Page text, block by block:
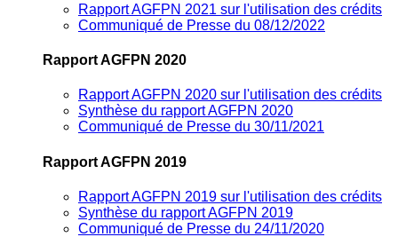
Rapport AGFPN 2021 sur l'utilisation des crédits
Communiqué de Presse du 08/12/2022
Rapport AGFPN 2020
Rapport AGFPN 2020 sur l'utilisation des crédits
Synthèse du rapport AGFPN 2020
Communiqué de Presse du 30/11/2021
Rapport AGFPN 2019
Rapport AGFPN 2019 sur l'utilisation des crédits
Synthèse du rapport AGFPN 2019
Communiqué de Presse du 24/11/2020